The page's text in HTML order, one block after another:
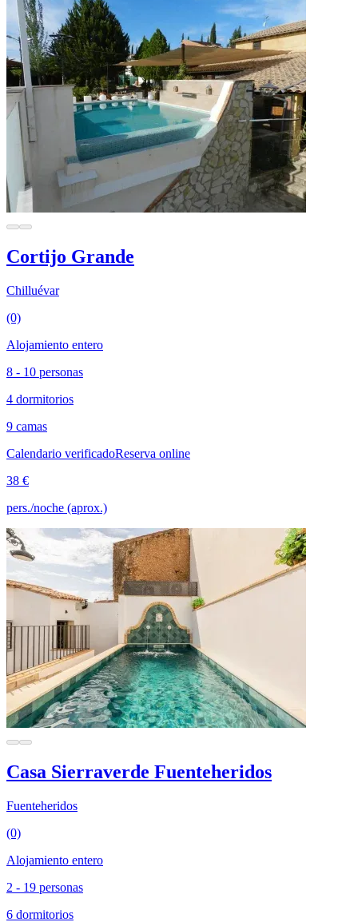
Cortijo Grande
Chilluévar
(0)
Alojamiento entero
8 - 10 personas
4 dormitorios
9 camas
Calendario verificadoReserva online
38 €
pers./noche (aprox.)
Casa Sierraverde Fuenteheridos
Fuenteheridos
(0)
Alojamiento entero
2 - 19 personas
6 dormitorios